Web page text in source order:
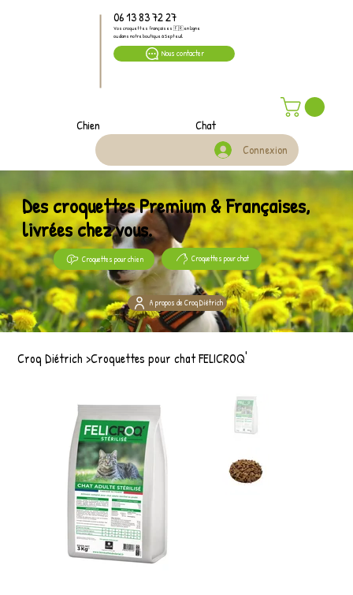
Chien
Connexion
Chat
06 13 83 72 27
Vos croquettes françaises 🇫🇷 en ligne
ou dans notre boutique à Septeuil
Nous contacter
Croq Diétrich >Croquettes pour chat FELICROQ'
Des croquettes Premium & Françaises,
livrées chez vous.
Croquettes pour chien Croquettes pour chat
A propos de Croq Diétrich